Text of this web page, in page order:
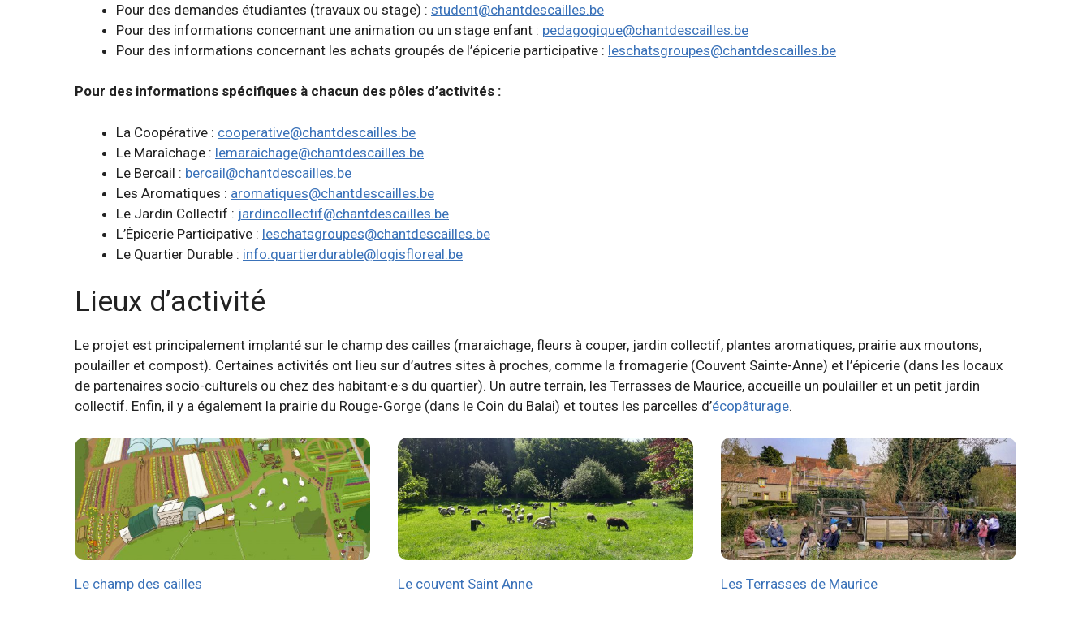
Pour des demandes étudiantes (travaux ou stage) : student@chantdescailles.be
Pour des informations concernant une animation ou un stage enfant : pedagogique@chantdescailles.be
Pour des informations concernant les achats groupés de l’épicerie participative : leschatsgroupes@chantdescailles.be
Pour des informations spécifiques à chacun des pôles d’activités :
La Coopérative : cooperative@chantdescailles.be
Le Maraîchage : lemaraichage@chantdescailles.be
Le Bercail : bercail@chantdescailles.be
Les Aromatiques : aromatiques@chantdescailles.be
Le Jardin Collectif : jardincollectif@chantdescailles.be
L’Épicerie Participative : leschatsgroupes@chantdescailles.be
Le Quartier Durable : info.quartierdurable@logisfloreal.be
Lieux d’activité
Le projet est principalement implanté sur le champ des cailles (maraichage, fleurs à couper, jardin collectif, plantes aromatiques, prairie aux moutons,
poulailler et compost). Certaines activités ont lieu sur d’autres sites à proches, comme la fromagerie (Couvent Sainte-Anne) et l’épicerie (dans les locaux
de partenaires socio-culturels ou chez des habitant·e·s du quartier). Un autre terrain, les Terrasses de Maurice, accueille un poulailler et un petit jardin
collectif. Enfin, il y a également la prairie du Rouge-Gorge (dans le Coin du Balai) et toutes les parcelles d’écopâturage.
Le champ des cailles Le couvent Saint Anne Les Terrasses de Maurice